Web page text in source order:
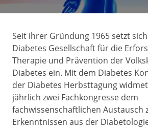
Seit ihrer Gründung 1965 setzt
Diabetes Gesellschaft für die
Therapie und Prävention der
Diabetes ein. Mit dem Diabetes
der Diabetes Herbsttagung
jährlich zwei Fachkongresse dem
fachwissenschaftlichen Austausch
Erkenntnissen aus der